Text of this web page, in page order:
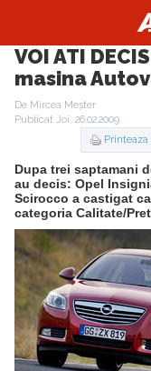
VOI ATI
masina
De Mircea Meșter
Publicat Joi, 26.02.2009
Printeaza
Dupa trei saptamani
au decis: Opel
Scirocco a castigat
categoria Calitate/